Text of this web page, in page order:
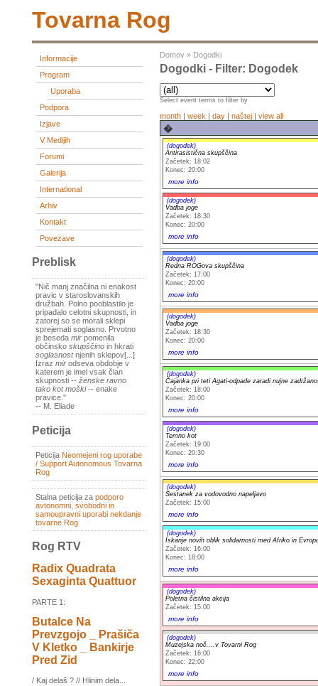
Tovarna Rog
Informacije
Program
Uporaba
Podpora
Izjave
V Medijih
Forumi
Galerija
International
Arhiv
Kontakt
Povezave
Preblisk
"Nič manj značilna ni enakost
pravic v staroslovanskih
družbah. Polno pooblastilo je
pripadalo celotni skupnosti, in
zatorej so se morali sklepi
sprejemati soglasno. Prvotno
je beseda mir pomenila
občinsko skupščino in hkrati
soglasnostnjenih sklepov[...]
Izraz mir odseva obdobje v
katerem je imel vsak član
skupnosti -- ženske ravno
tako kot moški-- enake
pravice."
-- M. Eliade
Peticija
Peticija Neomejeni rog uporabe
/ Support Autonomous Tovarna
Rog
Stalna peticija za podporo
avtonomni, svobodni in
samoupravni uporabi nekdanje
tovarne Rog
Rog RTV
Radix Quadrata
Sexaginta Quattuor
PARTE 1:
Butalce Na
Prevzgojo _ Prašiča
V Kletko _ Bankirje
Pred Zid
/ Kaj delaš ? // Hlinim dela...
Domov » Dogodki
Dogodki - Filter: Dogodek
Select event terms to filter by
month | week | day | naštej | view all
�
(dogodek)
Antirasistična skupščina
Začetek: 18:02
Konec: 20:00
more info
(dogodek)
Vadba joge
Začetek: 18:30
Konec: 20:00
more info
(dogodek)
Redna ROGova skupščina
Začetek: 17:00
Konec: 20:00
more info
(dogodek)
Vadba joge
Začetek: 18:30
Konec: 20:00
more info
(dogodek)
Čajanka pri teti Agati-odpade zaradi nujne
Začetek: 18:00
Konec: 20:00
more info
(dogodek)
Temno kot
Začetek: 19:00
Konec: 20:30
more info
(dogodek)
Sestanek za vodovodno napeljavo
Začetek: 15:00
more info
(dogodek)
Iskanje novih oblik solidarnosti med Afriko in
Začetek: 16:00
Konec: 18:00
more info
(dogodek)
Poletna čistilna akcija
Začetek: 15:00
more info
(dogodek)
Muzejska noč....v Tovarni Rog
Začetek: 16:00
Konec: 22:00
more info